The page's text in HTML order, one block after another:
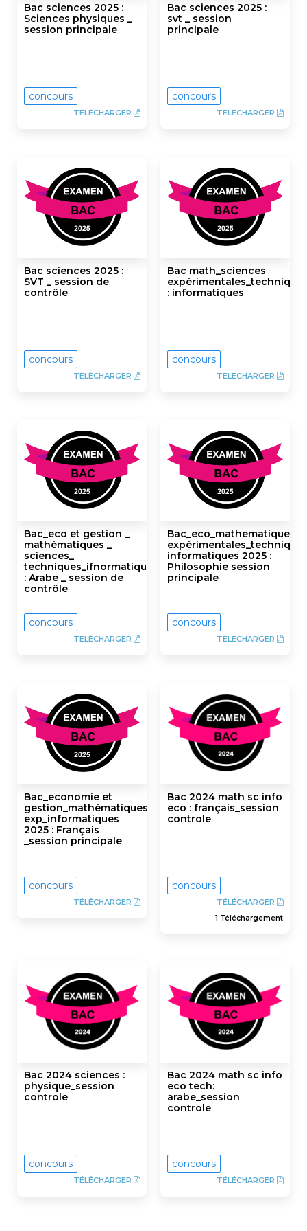
Bac sciences 2025 :
Sciences physiques _
session principale
concours
TÉLÉCHARGER
Bac sciences 2025 :
svt _ session
principale
concours
TÉLÉCHARGER
Bac sciences 2025 :
SVT _ session de
contrôle
concours
TÉLÉCHARGER
Bac math_sciences
: informatiques
concours
TÉLÉCHARGER
Bac_eco et gestion _
mathématiques _
sciences_
techniques_ifnormatiques
: Arabe _ session de
contrôle
concours
TÉLÉCHARGER
informatiques 2025 :
Philosophie session
principale
concours
TÉLÉCHARGER
Bac_economie et
gestion_mathématiques_sciences
exp_informatiques
2025 : Français
_session principale
concours
TÉLÉCHARGER
Bac 2024 math sc info
eco : français_session
controle
concours
TÉLÉCHARGER
1 Téléchargement
Bac 2024 sciences :
physique_session
controle
concours
TÉLÉCHARGER
Bac 2024 math sc info
eco tech:
arabe_session
controle
concours
TÉLÉCHARGER